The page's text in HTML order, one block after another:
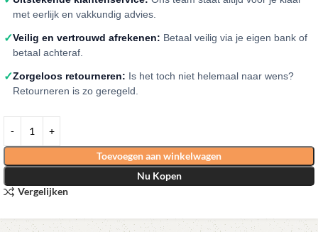
met eerlijk en vakkundig advies.
✓Veilig en vertrouwd afrekenen: Betaal veilig via je eigen bank of
betaal achteraf.
✓Zorgeloos retourneren: Is het toch niet helemaal naar wens?
Retourneren is zo geregeld.
Toevoegen aan winkelwagen
Nu Kopen
Vergelijken